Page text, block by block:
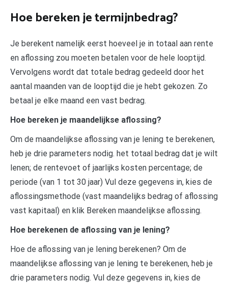
Hoe bereken je termijnbedrag?
Je berekent namelijk eerst hoeveel je in totaal aan rente
en aflossing zou moeten betalen voor de hele looptijd.
Vervolgens wordt dat totale bedrag gedeeld door het
aantal maanden van de looptijd die je hebt gekozen. Zo
betaal je elke maand een vast bedrag.
Hoe bereken je maandelijkse aflossing?
Om de maandelijkse aflossing van je lening te berekenen,
heb je drie parameters nodig. het totaal bedrag dat je wilt
lenen; de rentevoet of jaarlijks kosten percentage; de
periode (van 1 tot 30 jaar) Vul deze gegevens in, kies de
aflossingsmethode (vast maandelijks bedrag of aflossing
vast kapitaal) en klik Bereken maandelijkse aflossing.
Hoe berekenen de aflossing van je lening?
Hoe de aflossing van je lening berekenen? Om de
maandelijkse aflossing van je lening te berekenen, heb je
drie parameters nodig. Vul deze gegevens in, kies de